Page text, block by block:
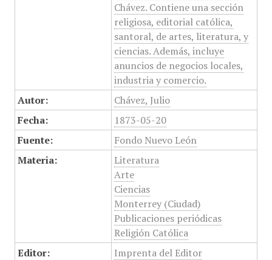
Chávez. Contiene una sección
religiosa, editorial católica,
santoral, de artes, literatura, y
ciencias. Además, incluye
anuncios de negocios locales,
industria y comercio.
Autor:
Chávez, Julio
Fecha:
1873-05-20
Fuente:
Fondo Nuevo León
Materia:
Literatura
Arte
Ciencias
Monterrey (Ciudad)
Publicaciones periódicas
Religión Católica
Editor:
Imprenta del Editor